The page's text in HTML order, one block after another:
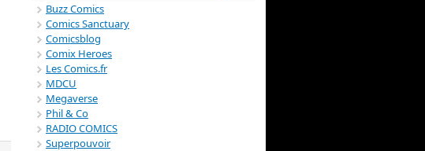
Buzz Comics
Comics Sanctuary
Comicsblog
Comix Heroes
Les Comics.fr
MDCU
Megaverse
Phil & Co
RADIO COMICS
Superpouvoir